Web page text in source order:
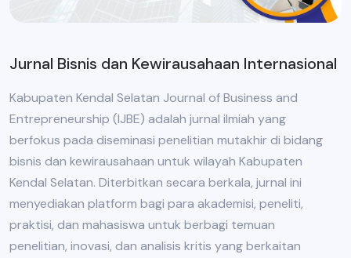
Jurnal Bisnis dan Kewirausahaan Internasional
Kabupaten Kendal Selatan Journal of Business and
Entrepreneurship (IJBE) adalah jurnal ilmiah yang
berfokus pada diseminasi penelitian mutakhir di bidang
bisnis dan kewirausahaan untuk wilayah Kabupaten
Kendal Selatan. Diterbitkan secara berkala, jurnal ini
menyediakan platform bagi para akademisi, peneliti,
praktisi, dan mahasiswa untuk berbagi temuan
penelitian, inovasi, dan analisis kritis yang berkaitan